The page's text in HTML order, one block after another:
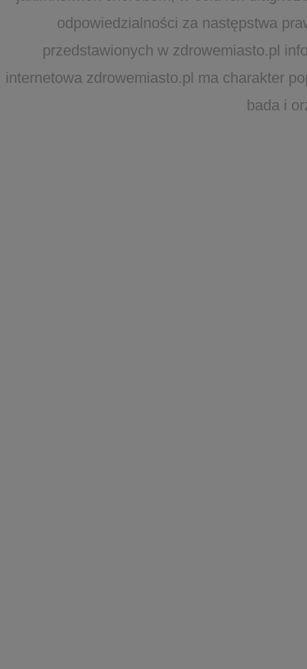
odpowiedzialności za następstwa
przedstawionych w zdrowemiasto.pl
internetowa zdrowemiasto.pl ma charakter
bada i